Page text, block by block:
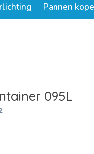
Pannen
095L